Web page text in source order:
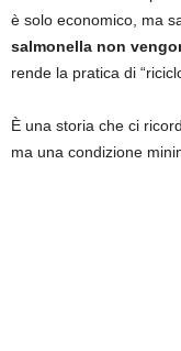
è solo economico, ma
salmonella non
rende la pratica di
È una storia che ci
ma una condizione